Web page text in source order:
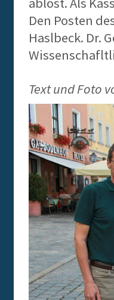
Den Posten
Haslbeck. Dr.
Text und Foto